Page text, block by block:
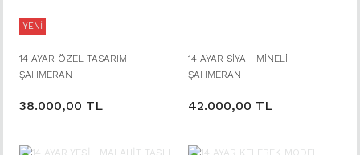
YENİ
14 AYAR ÖZEL TASARIM
ŞAHMERAN
38.000,00 TL
14 AYAR SİYAH MİNELİ
ŞAHMERAN
42.000,00 TL